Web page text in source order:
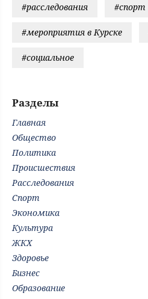
#расследования #спорт
#мероприятия в Курске
#социальное
Разделы
Главная
Общество
Политика
Происшествия
Расследования
Спорт
Экономика
Культура
ЖКХ
Здоровье
Бизнес
Образование